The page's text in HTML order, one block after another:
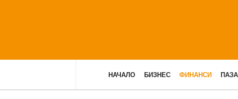
НАЧАЛО БИЗНЕС ФИНАНСИ